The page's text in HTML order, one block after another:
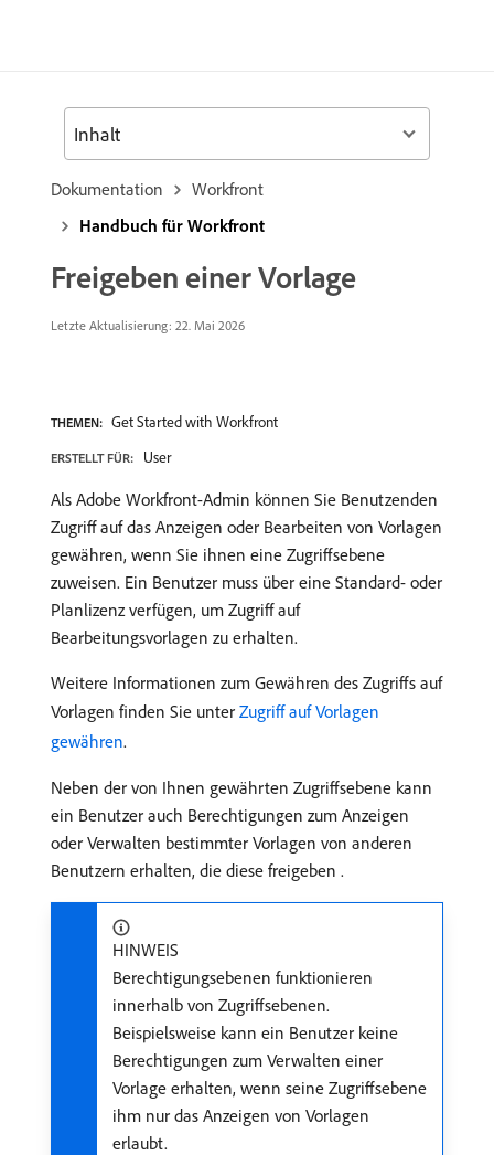
Dokumentation
Workfront
Handbuch für Workfront
Freigeben einer Vorlage
Letzte Aktualisierung: 22. Mai 2026
THEMEN: Get Started with Workfront
ERSTELLT FÜR: User
Als Adobe Workfront-Admin können Sie Benutzenden
Zugriff auf das Anzeigen oder Bearbeiten von Vorlagen
gewähren, wenn Sie ihnen eine Zugriffsebene
zuweisen. Ein Benutzer muss über eine Standard- oder
Planlizenz verfügen, um Zugriff auf
Bearbeitungsvorlagen zu erhalten.
Weitere Informationen zum Gewähren des Zugriffs auf
Vorlagen finden Sie unter Zugriff auf Vorlagen
gewähren.
Neben der von Ihnen gewährten Zugriffsebene kann
ein Benutzer auch Berechtigungen zum Anzeigen
oder Verwalten bestimmter Vorlagen von anderen
Benutzern erhalten, die diese freigeben .
HINWEIS
Berechtigungsebenen funktionieren
innerhalb von Zugriffsebenen.
Beispielsweise kann ein Benutzer keine
Berechtigungen zum Verwalten einer
Vorlage erhalten, wenn seine Zugriffsebene
ihm nur das Anzeigen von Vorlagen
erlaubt.
Inhalt